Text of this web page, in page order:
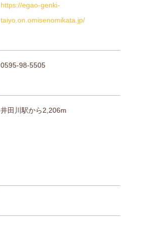
https://egao-genki-
taiyo.on.omisenomikata.jp/
0595-98-5505
井田川駅から2,206m